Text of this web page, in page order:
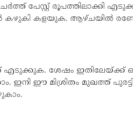
പേസ്റ്റ് രൂപത്തിലാക്കി
കഴുകി കളയുക. ആഴ്ചയിൽ
എടുക്കുക. ശേഷം
ഇനി ഈ മിശ്രിതം മുഖത്ത്